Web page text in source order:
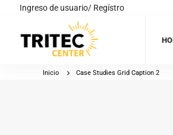
Ingreso de usuario/ Regístro
Inicio Case Studies Grid Caption 2